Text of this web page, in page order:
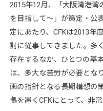
2015年12月、「大阪湾港
を目指して～」が策定・公
定にあたり、CFKは2013年
討に従事してきました。多
存在するなか、ひとつの基
は、多大な苦労が必要とな
画の指針となる長期構想の
拠を置くCFKにとって、非